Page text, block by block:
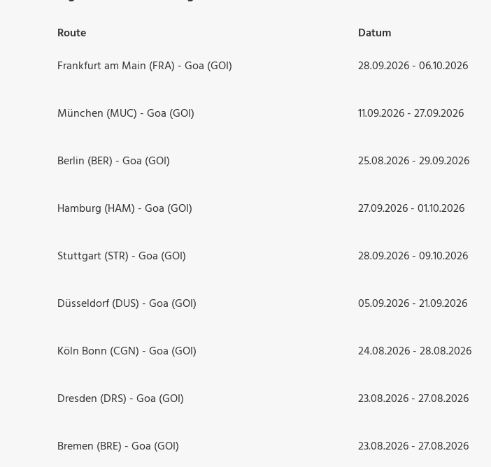
Route Datum
Frankfurt am Main (FRA) - Goa (GOI)
28.09.2026 - 06.10.2026
München (MUC) - Goa (GOI) 11.09.2026 - 27.09.2026
Berlin (BER) - Goa (GOI) 25.08.2026 - 29.09.2026
Hamburg (HAM) - Goa (GOI) 27.09.2026 - 01.10.2026
Stuttgart (STR) - Goa (GOI) 28.09.2026 - 09.10.2026
Düsseldorf (DUS) - Goa (GOI) 05.09.2026 - 21.09.2026
Köln Bonn (CGN) - Goa (GOI) 24.08.2026 - 28.08.2026
Dresden (DRS) - Goa (GOI) 23.08.2026 - 27.08.2026
Bremen (BRE) - Goa (GOI) 23.08.2026 - 27.08.2026